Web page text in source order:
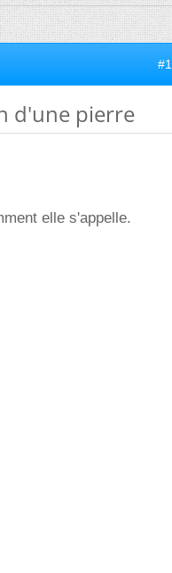
#1
d'une pierre
elle s'appelle.